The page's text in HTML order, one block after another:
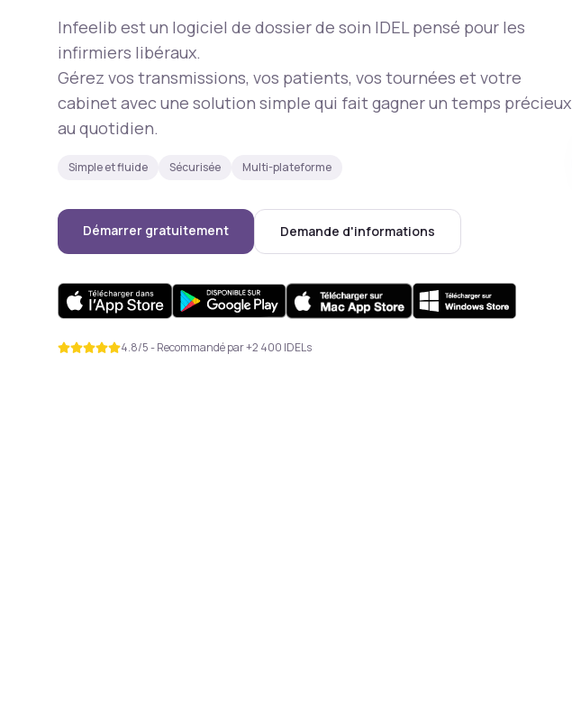
Infeelib est un logiciel de dossier de soin IDEL pensé pour les
infirmiers libéraux.
Gérez vos transmissions, vos patients, vos tournées et votre
cabinet avec une solution simple qui fait gagner un temps précieux
au quotidien.
Simple et fluide Sécurisée Multi-plateforme
Démarrer gratuitement Demande d'informations
4.8/5 - Recommandé par +2 400 IDELs